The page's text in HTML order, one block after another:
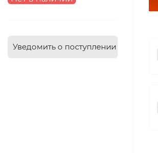
Уведомить о поступлении